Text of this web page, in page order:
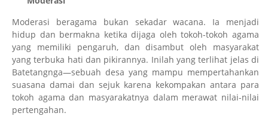
Moderasi beragama bukan sekadar wacana. Ia menjadi
hidup dan bermakna ketika dijaga oleh tokoh-tokoh agama
yang memiliki pengaruh, dan disambut oleh masyarakat
yang terbuka hati dan pikirannya. Inilah yang terlihat jelas di
Batetangnga—sebuah desa yang mampu mempertahankan
suasana damai dan sejuk karena kekompakan antara para
tokoh agama dan masyarakatnya dalam merawat nilai-nilai
pertengahan.